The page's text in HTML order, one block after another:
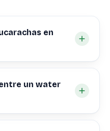
en
un water